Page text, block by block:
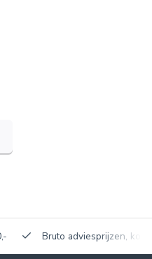
Bruto adviesprijzen,